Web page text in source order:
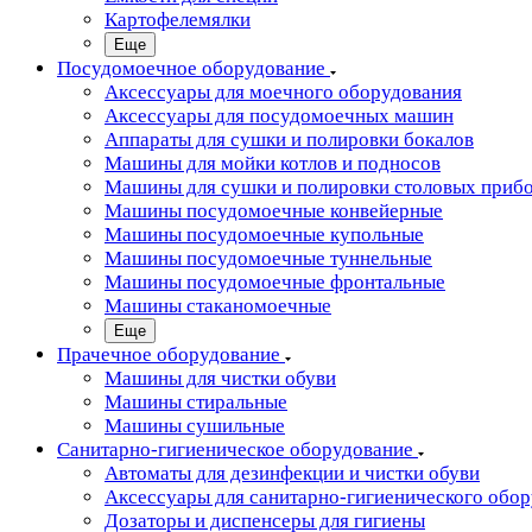
Картофелемялки
Еще
Посудомоечное оборудование
Аксессуары для моечного оборудования
Аксессуары для посудомоечных машин
Аппараты для сушки и полировки бокалов
Машины для мойки котлов и подносов
Машины для сушки и полировки столовых
Машины посудомоечные конвейерные
Машины посудомоечные купольные
Машины посудомоечные туннельные
Машины посудомоечные фронтальные
Машины стаканомоечные
Еще
Прачечное оборудование
Машины для чистки обуви
Машины стиральные
Машины сушильные
Санитарно-гигиеническое оборудование
Автоматы для дезинфекции и чистки обуви
Аксессуары для санитарно-гигиенического
Дозаторы и диспенсеры для гигиены